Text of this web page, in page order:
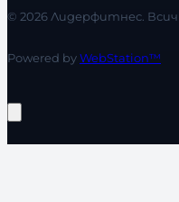
© 2026 Лидерфитнес.
Powered byWebStation™